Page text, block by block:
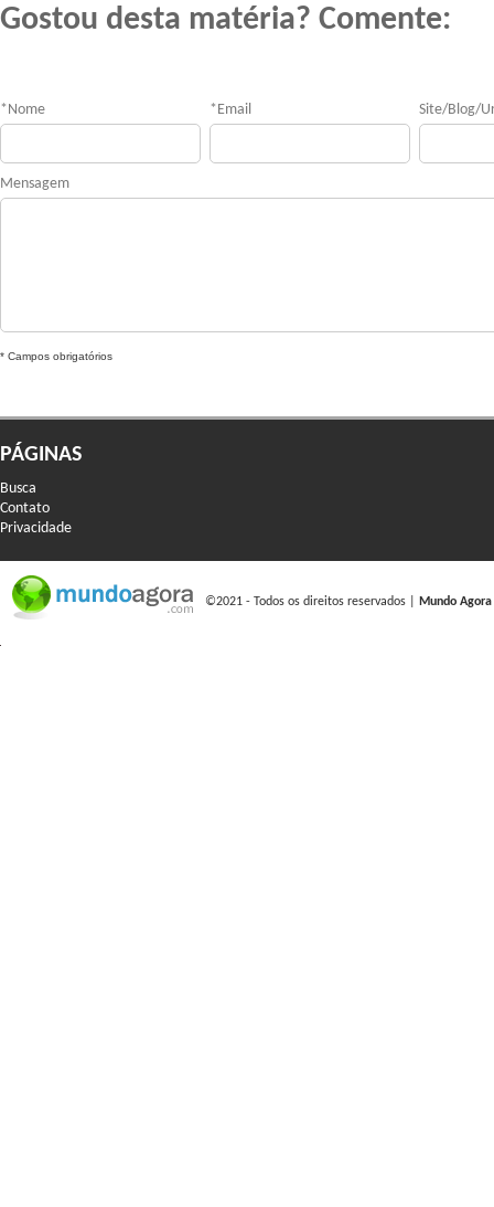
Gostou desta matéria? Comente:
* Nome * Email Site/Blog/
Mensagem
* Campos obrigatórios
PÁGINAS
Busca
Contato
Privacidade
©2021 - Todos os direitos reservados | Mundo Agora